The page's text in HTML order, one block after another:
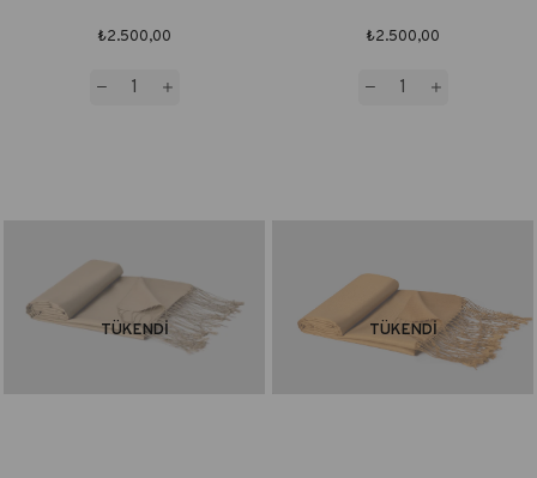
₺2.500,00 ₺2.500,00
TÜKENDI TÜKENDI